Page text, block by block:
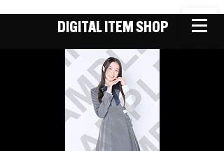
DIGITAL ITEM SHOP